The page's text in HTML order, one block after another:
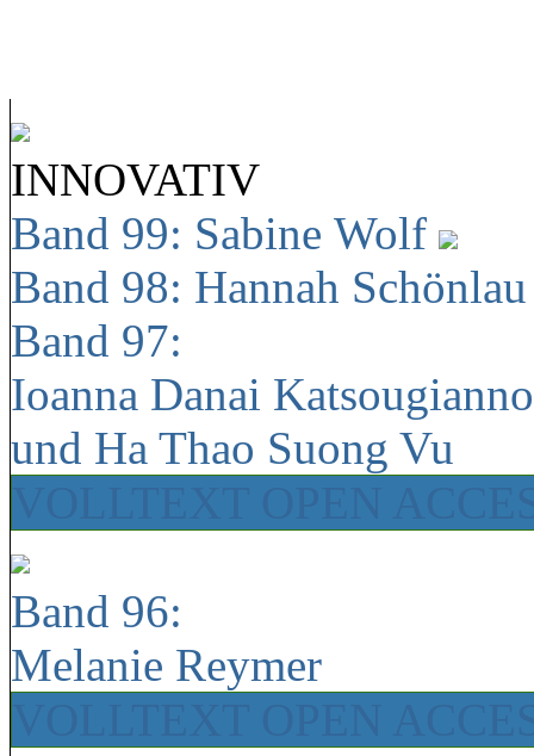
INNOVATIV
Band 99: Sabine Wolf
Band 98: Hannah
Band 97:
Ioanna Danai
und Ha Thao Suong Vu
Band 96:
Melanie Reymer